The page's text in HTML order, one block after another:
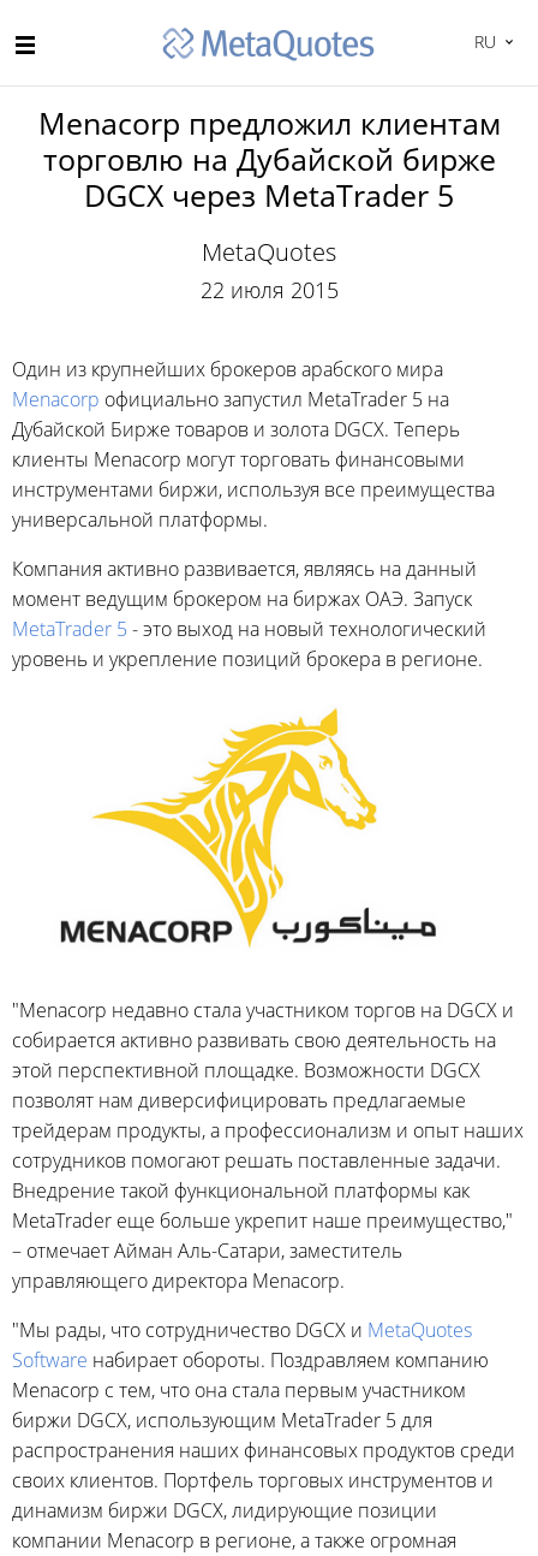
RU
Menacorp предложил клиентам
торговлю на Дубайской бирже
DGCX через MetaTrader 5
MetaQuotes
22 июля 2015
Один из крупнейших брокеров арабского мира
Menacorp официально запустил MetaTrader 5 на
Дубайской Бирже товаров и золота DGCX. Теперь
клиенты Menacorp могут торговать финансовыми
инструментами биржи, используя все преимущества
универсальной платформы.
Компания активно развивается, являясь на данный
момент ведущим брокером на биржах ОАЭ. Запуск
MetaTrader 5 - это выход на новый технологический
уровень и укрепление позиций брокера в регионе.
"Menacorp недавно стала участником торгов на DGCX и
собирается активно развивать свою деятельность на
этой перспективной площадке. Возможности DGCX
позволят нам диверсифицировать предлагаемые
трейдерам продукты, а профессионализм и опыт наших
сотрудников помогают решать поставленные задачи.
Внедрение такой функциональной платформы как
MetaTrader еще больше укрепит наше преимущество,"
– отмечает Айман Аль-Сатари, заместитель
управляющего директора Menacorp.
"Мы рады, что сотрудничество DGCX и MetaQuotes
Software набирает обороты. Поздравляем компанию
Menacorp с тем, что она стала первым участником
биржи DGCX, использующим MetaTrader 5 для
распространения наших финансовых продуктов среди
своих клиентов. Портфель торговых инструментов и
динамизм биржи DGCX, лидирующие позиции
компании Menacorp в регионе, а также огромная